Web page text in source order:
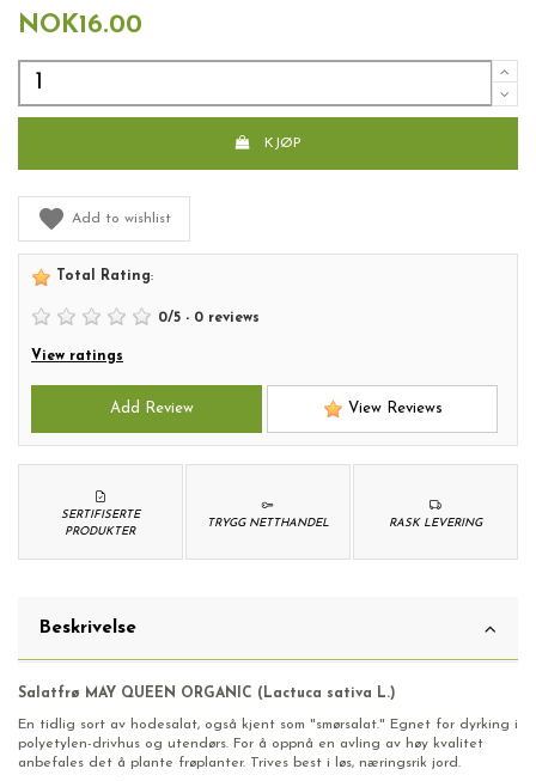
NOK16.00
KJØP
Add to wishlist
Total Rating:
0/5 - 0 reviews
View ratings
Add Review View Reviews
RASK LEVERING
TRYGG NETTHANDEL
SERTIFISERTE
PRODUKTER
Beskrivelse
Salatfrø MAY QUEEN ORGANIC (Lactuca sativa L.)
En tidlig sort av hodesalat, også kjent som "smørsalat." Egnet for dyrking i
polyetylen-drivhus og utendørs. For å oppnå en avling av høy kvalitet
anbefales det å plante frøplanter. Trives best i løs, næringsrik jord.